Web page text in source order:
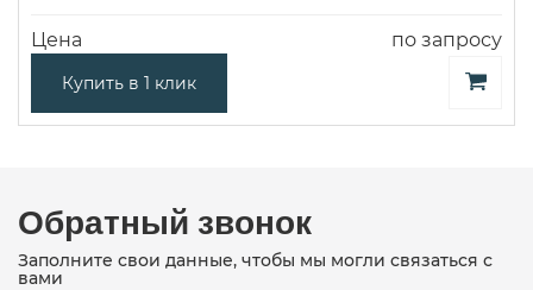
Цена по запросу
Купить в 1 клик
Обратный звонок
Заполните свои данные, чтобы мы могли связаться с
вами